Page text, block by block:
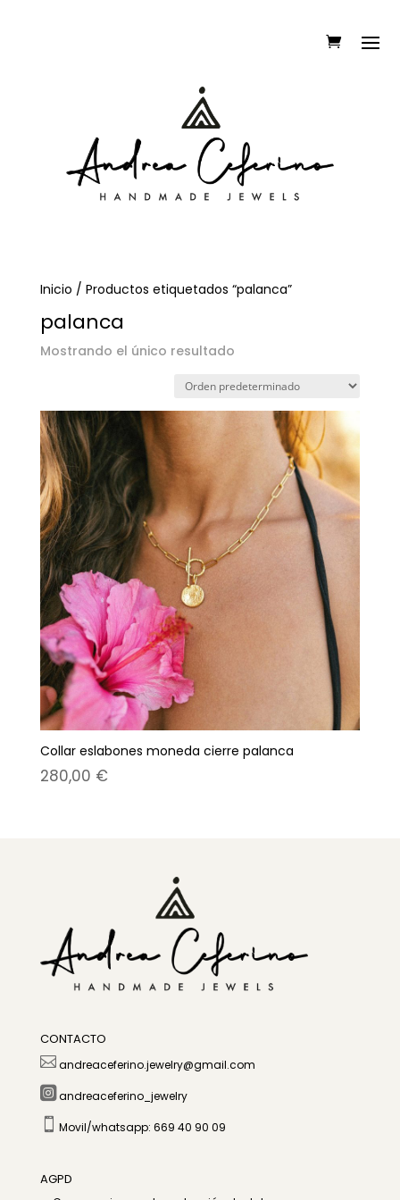
Inicio / Productos etiquetados “palanca”
palanca
Mostrando el único resultado
Collar eslabones moneda cierre palanca
280,00 €
CONTACTO
andreaceferino.jewelry@gmail.com
andreaceferino_jewelry
 Movil/whatsapp: 669 40 90 09
AGPD